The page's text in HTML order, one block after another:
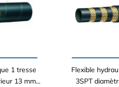
1 tresse
13 mm...
Flexible
3SPT